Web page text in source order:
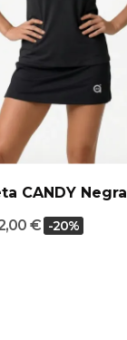
CANDY Negra
€ -20%